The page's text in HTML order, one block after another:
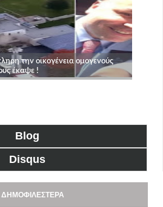
Blog
Disqus
ΔΗΜΟΦΙΛΈΣΤΕΡΑ